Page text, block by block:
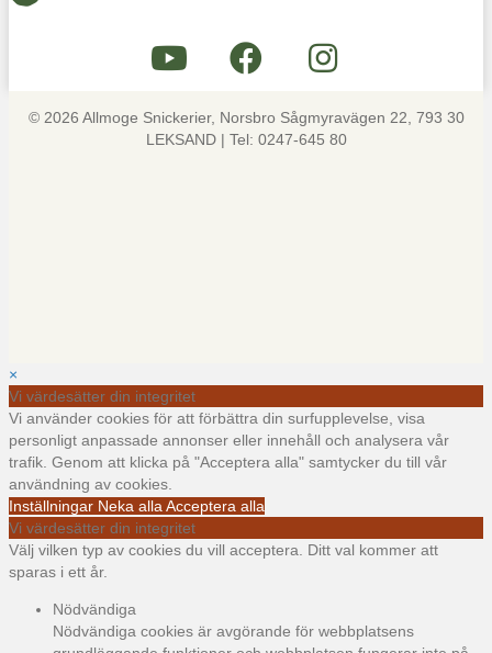
© 2026 Allmoge Snickerier, Norsbro Sågmyravägen 22, 793 30
LEKSAND | Tel: 0247-645 80
×
Vi värdesätter din integritet
Vi använder cookies för att förbättra din surfupplevelse, visa
personligt anpassade annonser eller innehåll och analysera vår
trafik. Genom att klicka på "Acceptera alla" samtycker du till vår
användning av cookies.
Inställningar Neka alla Acceptera alla
Vi värdesätter din integritet
Välj vilken typ av cookies du vill acceptera. Ditt val kommer att
sparas i ett år.
Nödvändiga
Nödvändiga cookies är avgörande för webbplatsens